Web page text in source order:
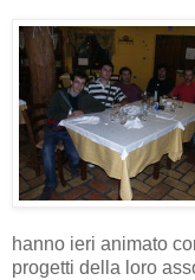
hanno ieri animato
progetti della loro